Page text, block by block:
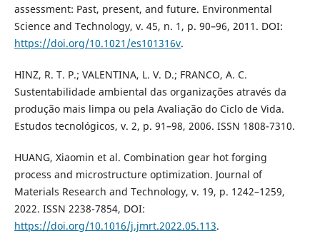
assessment: Past, present, and future. Environmental
Science and Technology, v. 45, n. 1, p. 90–96, 2011. DOI:
https://doi.org/10.1021/es101316v.
HINZ, R. T. P.; VALENTINA, L. V. D.; FRANCO, A. C.
Sustentabilidade ambiental das organizações através da
produção mais limpa ou pela Avaliação do Ciclo de Vida.
Estudos tecnológicos, v. 2, p. 91–98, 2006. ISSN 1808-7310.
HUANG, Xiaomin et al. Combination gear hot forging
process and microstructure optimization. Journal of
Materials Research and Technology, v. 19, p. 1242–1259,
2022. ISSN 2238-7854, DOI:
https://doi.org/10.1016/j.jmrt.2022.05.113.